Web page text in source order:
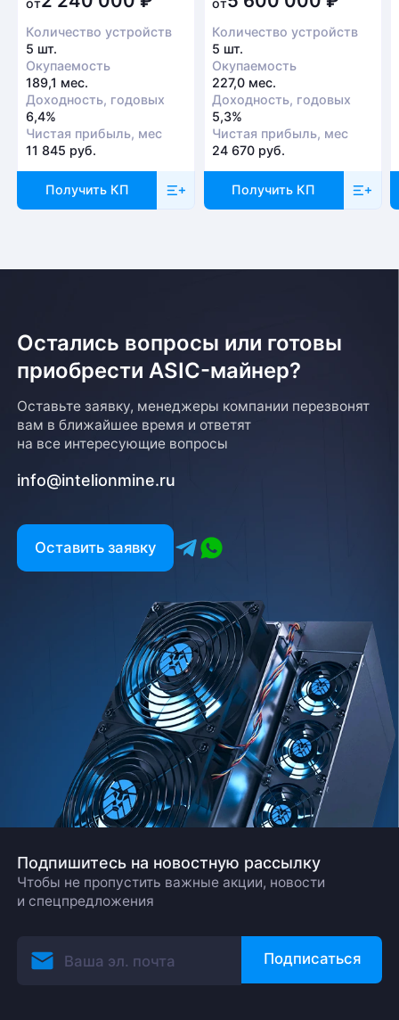
Количество устройств
5 шт.
Окупаемость
189,1 мес.
Доходность, годовых
6,4%
Чистая прибыль, мес
11 845 руб.
Получить КП
Количество устройств
5 шт.
Окупаемость
227,0 мес.
Доходность, годовых
5,3%
Чистая прибыль, мес
24 670 руб.
Получить КП
Остались вопросы или готовы
приобрести ASIC-майнер?
Оставьте заявку, менеджеры компании перезвонят
вам в ближайшее время и ответят
на все интересующие вопросы
info@intelionmine.ru
Оставить заявку
Подпишитесь на новостную рассылку
Чтобы не пропустить важные акции, новости
и спецпредложения
Подписаться